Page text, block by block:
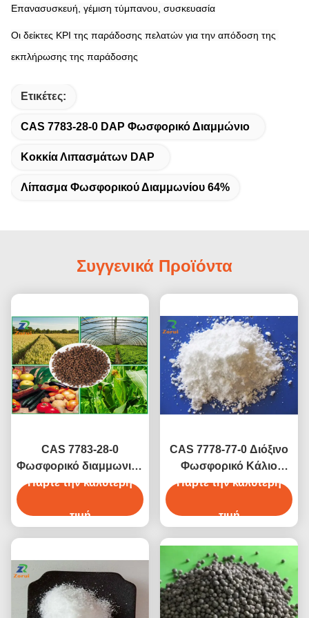
Επανασυσκευή, γέμιση τύμπανου, συσκευασία
Οι δείκτες KPI της παράδοσης πελατών για την απόδοση της
εκπλήρωσης της παράδοσης
Ετικέτες:
CAS 7783-28-0 DAP Φωσφορικό Διαμμώνιο
Κοκκία Λιπασμάτων DAP
Λίπασμα Φωσφορικού Διαμμωνίου 64%
Συγγενικά Προϊόντα
CAS 7783-28-0
Φωσφορικό διαμμωνικό
/ DAP Γαλάζιο κόκκινο
21-53-0
Πάρτε την καλύτερη
τιμή
CAS 7778-77-0 Διόξινο
Φωσφορικό Κάλιο
KH2PO4
E340ii
Πάρτε την καλύτερη
τιμή